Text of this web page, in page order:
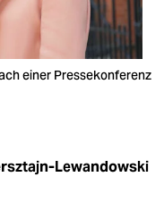
einer Pressekonferenz
Lewandowski